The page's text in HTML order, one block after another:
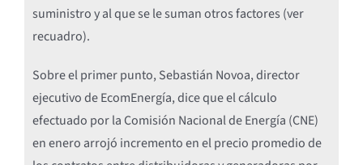
suministro y al que se le suman otros factores (ver
recuadro).
Sobre el primer punto, Sebastián Novoa, director
ejecutivo de EcomEnergía, dice que el cálculo
efectuado por la Comisión Nacional de Energía (CNE)
en enero arrojó incremento en el precio promedio de